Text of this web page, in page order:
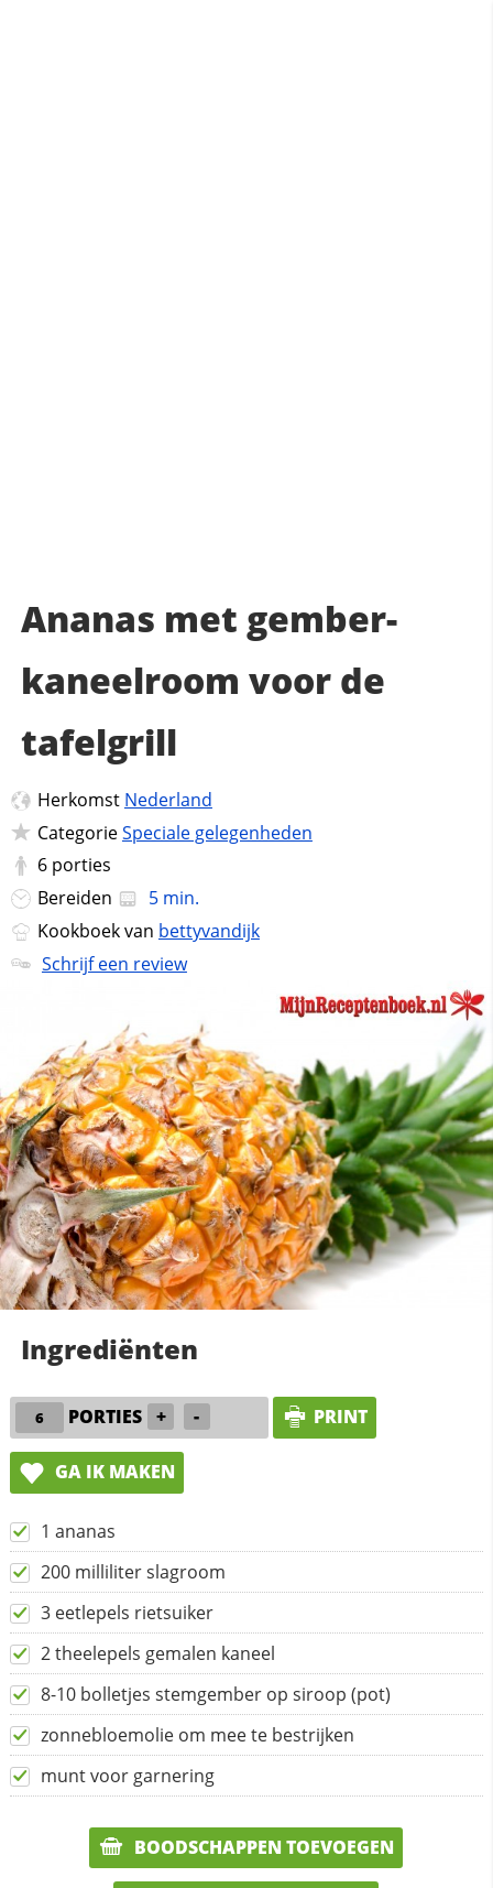
Ananas met gember-
kaneelroom voor de
tafelgrill
Herkomst Nederland
CategorieSpeciale gelegenheden
6 porties
Bereiden
5 min.
Kookboek van bettyvandijk
Schrijf een review
Ingrediënten
PORTIES + - PRINT
GA IK MAKEN
1 ananas
200 milliliter slagroom
3 eetlepels rietsuiker
2 theelepels gemalen kaneel
8-10 bolletjes stemgember op siroop (pot)
zonnebloemolie om mee te bestrijken
munt voor garnering
BOODSCHAPPEN TOEVOEGEN